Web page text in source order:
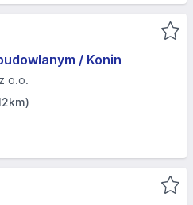
/ Konin
o.o.